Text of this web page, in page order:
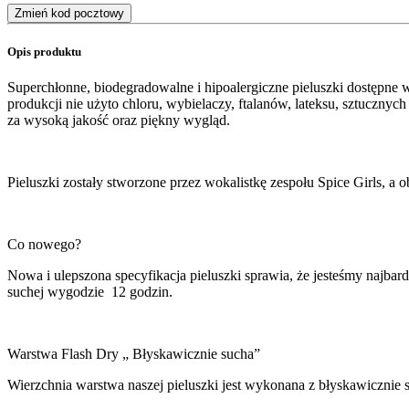
Zmień kod pocztowy
Opis produktu
Superchłonne, biodegradowalne i hipoalergiczne pieluszki
produkcji nie użyto chloru, wybielaczy, ftalanów, lateksu,
za wysoką jakość oraz piękny wygląd.
Pieluszki zostały stworzone przez wokalistkę zespołu Spice Girls,
Co nowego?
Nowa i ulepszona specyfikacja pieluszki sprawia, że jesteśmy
suchej wygodzie 12 godzin.
Warstwa Flash Dry „ Błyskawicznie sucha”
Wierzchnia warstwa naszej pieluszki jest wykonana z